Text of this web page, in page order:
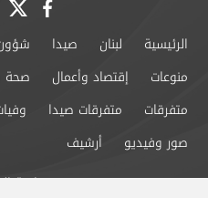
الرئيسية لبنان صيدا
منوعات
إقتصاد وأعمال
متفرقات
متفرقات صيدا
صور وفيديو
أرشيف
من نحن
سياسة